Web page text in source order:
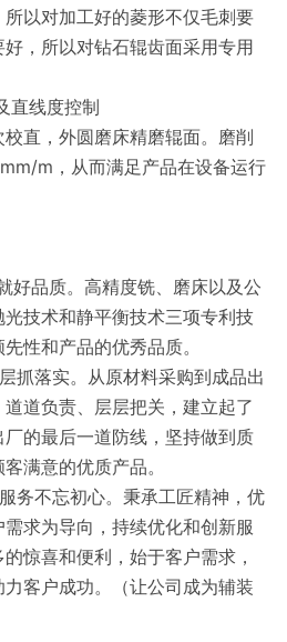
以对加工好的菱形不仅毛刺要
，所以对钻石辊齿面采用专用
线度控制
直，外圆磨床精磨辊面。磨削
m，从而满足产品在设备运行
品质。高精度铣、磨床以及公
技术和静平衡技术三项专利技
性和产品的优秀品质。
落实。从原材料采购到成品出
道负责、层层把关，建立起了
的最后一道防线，坚持做到质
满意的优质产品。
不忘初心。秉承工匠精神，优
求为导向，持续优化和创新服
惊喜和便利，始于客户需求，
客户成功。（让公司成为辅装